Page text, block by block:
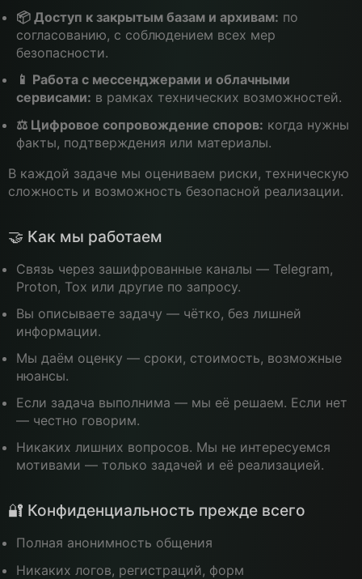
📦 Доступ к закрытым базам и архивам: по
согласованию, с соблюдением всех мер
безопасности.
📱 Работа с мессенджерами и облачными
сервисами: в рамках технических возможностей.
⚖️ Цифровое сопровождение споров: когда нужны
факты, подтверждения или материалы.
В каждой задаче мы оцениваем риски, техническую
сложность и возможность безопасной реализации.
🤝 Как мы работаем
Связь через зашифрованные каналы — Telegram,
Proton, Tox или другие по запросу.
Вы описываете задачу — чётко, без лишней
информации.
Мы даём оценку — сроки, стоимость, возможные
нюансы.
Если задача выполнима — мы её решаем. Если нет
— честно говорим.
Никаких лишних вопросов. Мы не интересуемся
мотивами — только задачей и её реализацией.
🔐 Конфиденциальность прежде всего
Полная анонимность общения
Никаких логов, регистраций, форм